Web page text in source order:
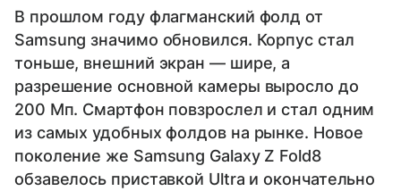
В прошлом году флагманский фолд от
Samsung значимо обновился. Корпус стал
тоньше, внешний экран — шире, а
разрешение основной камеры выросло до
200 Мп. Смартфон повзрослел и стал одним
из самых удобных фолдов на рынке. Новое
поколение же Samsung Galaxy Z Fold8
обзавелось приставкой Ultra и окончательно